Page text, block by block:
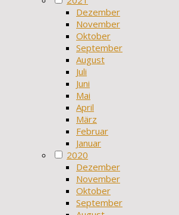
Dezember
November
Oktober
September
August
Juli
Juni
Mai
April
März
Februar
Januar
2020
Dezember
November
Oktober
September